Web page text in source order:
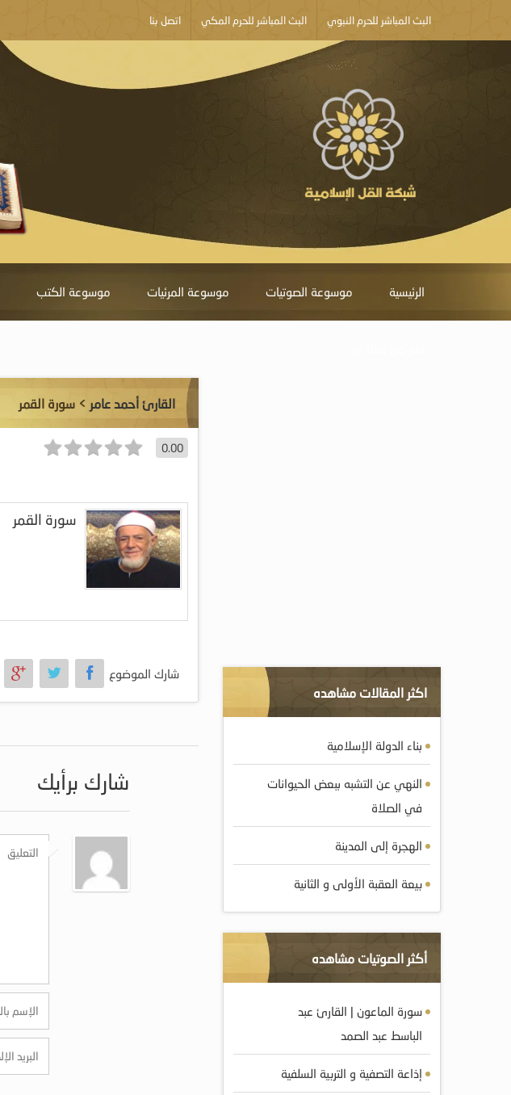
البث المباشر للحرم النبوي البث المباشر للحرم المكي اتصل بنا
الرئيسية موسوعة الصوتيات موسوعة المرئيات موسوعة الكتب
القارئ أحمد عامر > سورة القمر
0.00
سورة القمر
شارك الموضوع
شارك برأيك
اكثر المقالات مشاهده
بناء الدولة الإسلامية
النهي عن التشبه ببعض الحيوانات
في الصلاة
الهجرة إلى المدينة
بيعة العقبة الأولى و الثانية
أكثر الصوتيات مشاهده
سورة الماعون | القارئ عبد
الباسط عبد الصمد
إذاعة التصفية و التربية السلفية